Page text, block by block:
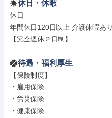
休日・休暇
休日
年間休日120日以上 介護休暇あり
【完全週休２日制】
待遇・福利厚生
【保険制度】
・雇用保険
・労災保険
・健康保険